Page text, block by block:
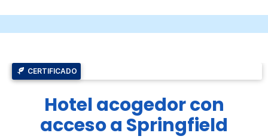
CERTIFICADO
Hotel acogedor con
acceso a Springfield